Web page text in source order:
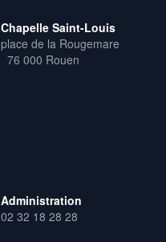
Chapelle Saint-Louis
place de la Rougemare
76 000 Rouen
Administration
02 32 18 28 28